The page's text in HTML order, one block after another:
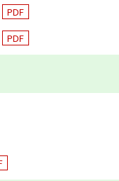
PDF
PDF